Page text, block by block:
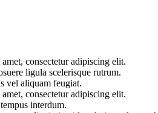
consectetur adipiscing elit.
ligula scelerisque rutrum.
vel aliquam feugiat.
consectetur adipiscing elit.
interdum.